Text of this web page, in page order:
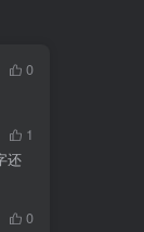
0
1
还
0